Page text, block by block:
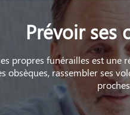
Prévoir ses
propres funérailles est
obsèques, rassembler ses